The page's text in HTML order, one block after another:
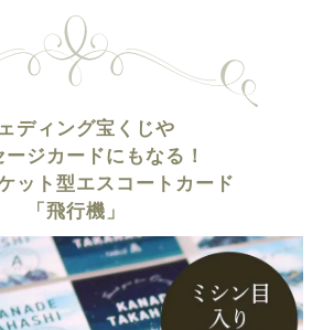
ディング宝くじや
ージカードにもなる！
ット型エスコートカード
「飛行機」